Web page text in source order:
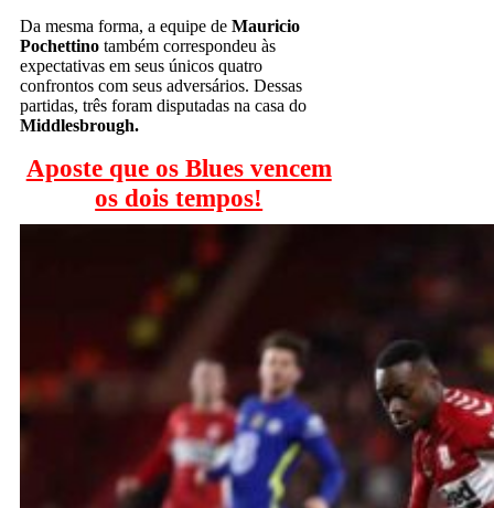
Da mesma forma, a equipe de Mauricio
Pochettino também correspondeu às
expectativas em seus únicos quatro
confrontos com seus adversários. Dessas
partidas, três foram disputadas na casa do
Middlesbrough.
Aposte que os Blues vencem
os dois tempos!